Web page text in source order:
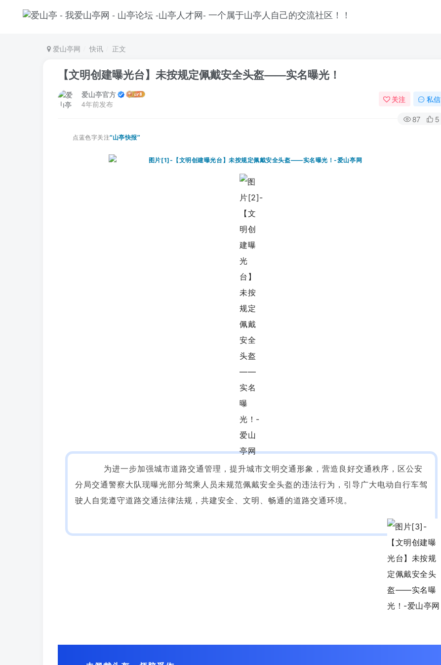
爱山亭网 快讯 正文
【文明创建曝光台】未按规定佩戴安全头盔——实名曝光！
爱山亭官方
4年前发布
关注 私信
87 5
点蓝色字关注“山亭快报”
为进一步加强城市道路交通管理，提升城市文明交通形象，营造良好交通秩序，区公安
分局交通警察大队现曝光部分驾乘人员未规范佩戴安全头盔的违法行为，引导广大电动自行车驾
驶人自觉遵守道路交通法律法规，共建安全、文明、畅通的道路交通环境。